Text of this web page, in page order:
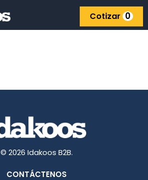
Cotizar 0
© 2026 Idakoos B2B.
CONTÁCTENOS